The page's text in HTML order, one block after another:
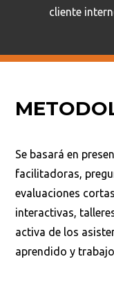
cliente
Se basará en
facilitadoras,
evaluaciones
interactivas,
activa de los
aprendido y